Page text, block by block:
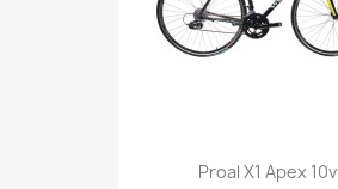
Proal X1 Apex 10v